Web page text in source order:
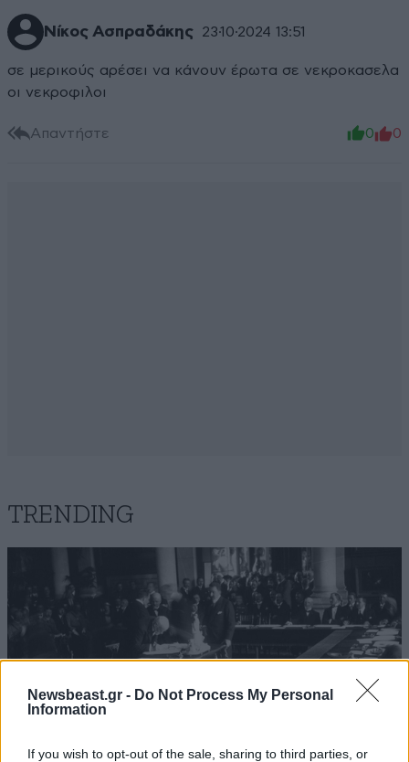
Newsbeast.gr - Do Not Process My Personal
Information
If you wish to opt-out of the sale, sharing to third parties, or
Νίκος Ασπραδάκης 23·10·2024 13:51
σε μερικούς αρέσει να κάνουν έρωτα σε νεκροκασελα
οι νεκροφιλοι
Απαντήστε 0 0
TRENDING